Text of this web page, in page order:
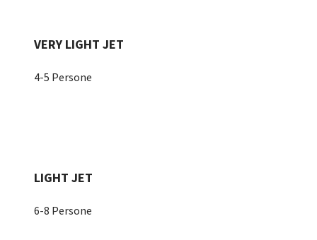
VERY LIGHT JET
4-5 Persone
LIGHT JET
6-8 Persone